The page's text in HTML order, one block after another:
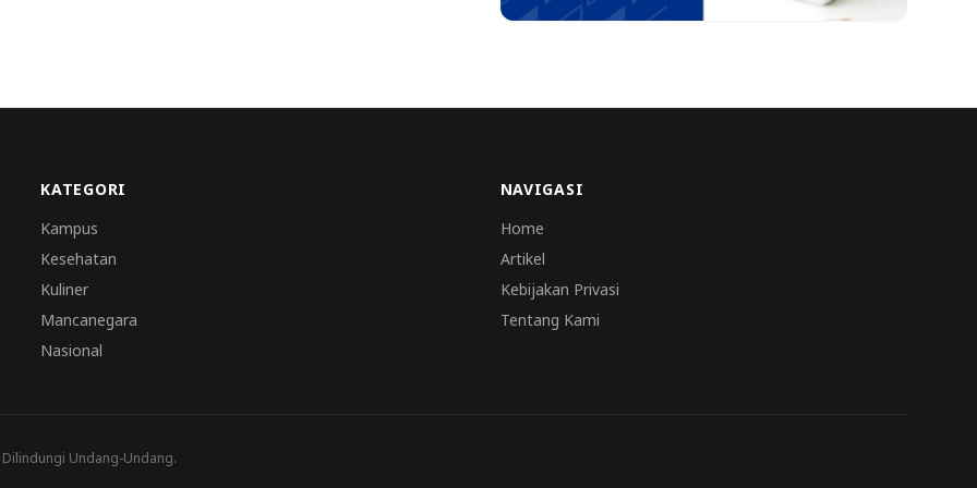
KATEGORI
Kampus
Kesehatan
Kuliner
Mancanegara
Nasional
NAVIGASI
Home
Artikel
Kebijakan Privasi
Tentang Kami
Undang-Undang.